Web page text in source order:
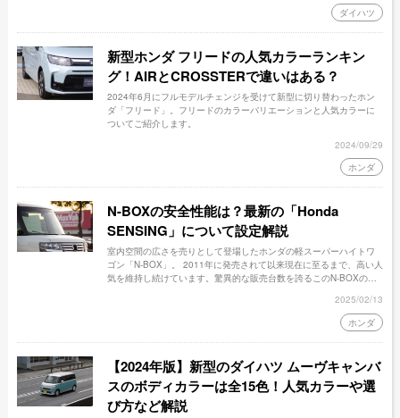
ダイハツ
新型ホンダ フリードの人気カラーランキン
グ！AIRとCROSSTERで違いはある？
2024年6月にフルモデルチェンジを受けて新型に切り替わったホン
ダ「フリード」。フリードのカラーバリエーションと人気カラーに
ついてご紹介します。
2024/09/29
ホンダ
N-BOXの安全性能は？最新の「Honda
SENSING」について設定解説
室内空間の広さを売りとして登場したホンダの軽スーパーハイトワ
ゴン「N-BOX」。 2011年に発売されて以来現在に至るまで、高い人
気を維持し続けています。驚異的な販売台数を誇るこのN-BOXの人
です。 今回は「Honda SENSING」を全タイプに標準装備したホン
2025/02/13
ホンダ
【2024年版】新型のダイハツ ムーヴキャンバ
スのボディカラーは全15色！人気カラーや選
び方など解説